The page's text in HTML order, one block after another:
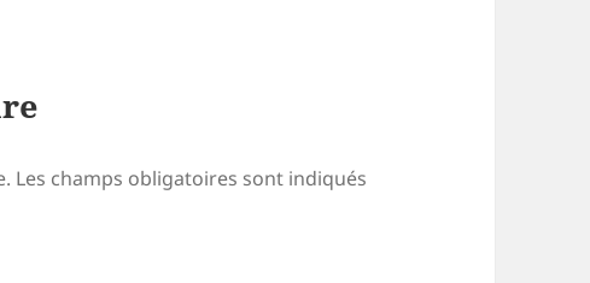
Les champs obligatoires sont indiqués